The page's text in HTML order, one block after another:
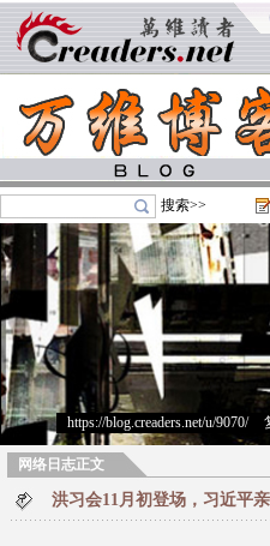
搜索>>
https://blog.creaders.net/u/9070/>
网络日志正文
洪习会11月初登场，习近平